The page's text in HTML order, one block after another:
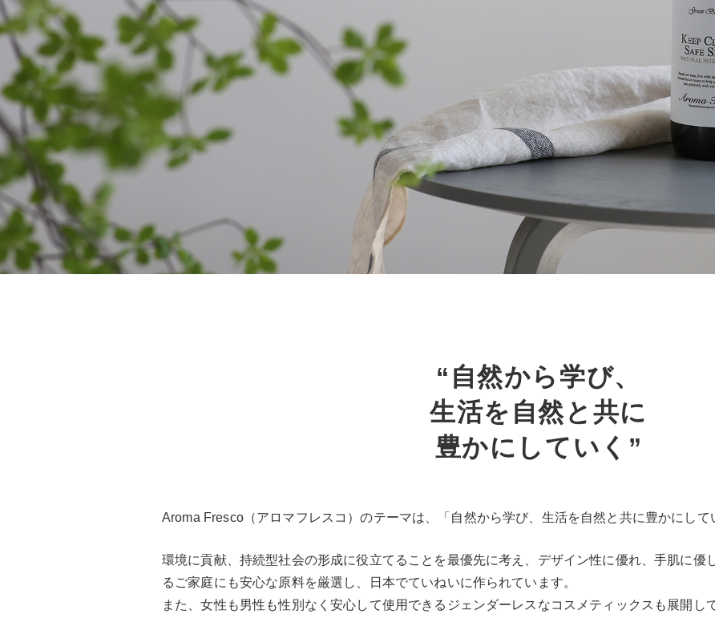
“自然から学び、
生活を自然と共に
豊かにしていく”
Aroma Fresco（アロマフレスコ）のテーマは、「自然から学び、生活を自然と共に豊かにして
環境に貢献、持続型社会の形成に役立てることを最優先に考え、デザイン性に優れ、手肌に優
るご家庭にも安心な原料を厳選し、日本でていねいに作られています。
また、女性も男性も性別なく安心して使用できるジェンダーレスなコスメティックスも展開し